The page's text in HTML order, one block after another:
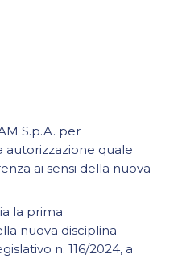
S.p.A. per
autorizzazione quale
ai sensi della nuova
la prima
nuova disciplina
n. 116/2024, a